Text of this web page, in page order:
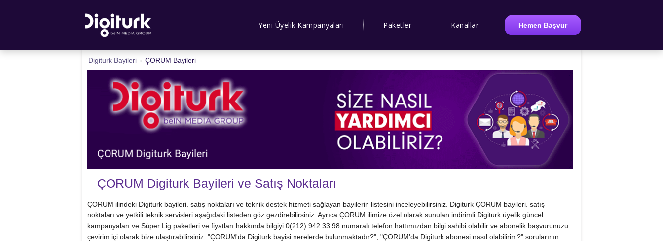
Yeni Üyelik Kampanyaları Paketler Kanallar Hemen Başvur
Digiturk Bayileri › ÇORUM Bayileri
ÇORUM Digiturk Bayileri ve Satış Noktaları
ÇORUM ilindeki Digiturk bayileri, satış noktaları ve teknik destek hizmeti sağlayan bayilerin listesini inceleyebilirsiniz. Digiturk ÇORUM bayileri, satış
noktaları ve yetkili teknik servisleri aşağıdaki listeden göz gezdirebilirsiniz. Ayrıca ÇORUM ilimize özel olarak sunulan indirimli Digiturk üyelik güncel
kampanyaları ve Süper Lig paketleri ve fiyatları hakkında bilgiyi 0(212) 942 33 98 numaralı telefon hattımızdan bilgi sahibi olabilir ve abonelik başvurunuzu
çevirim içi olarak bize ulaştırabilirsiniz. "ÇORUM'da Digiturk bayisi nerelerde bulunmaktadır?", "ÇORUM'da Digiturk abonesi nasıl olabilirim?" sorularının